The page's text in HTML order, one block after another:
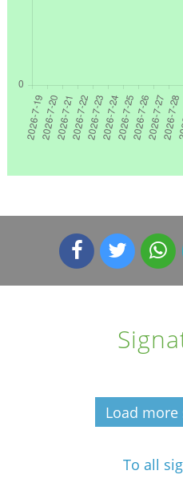
Load
To all